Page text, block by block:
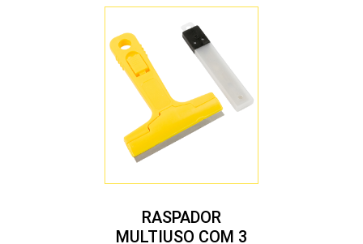
RASPADOR
MULTIUSO COM 3